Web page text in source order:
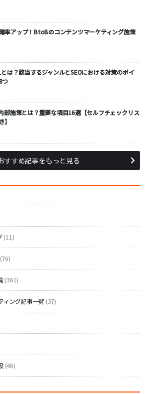
率アップ！BtoBのコンテンツマーケティング施策
とは？該当するジャンルとSEOにおける対策のポイ
つ
部施策とは？重要な項目16選【セルフチェックリス
】
すすめ記事をもっと見る
(11)
(361)
ィング記事一覧(37)
(46)